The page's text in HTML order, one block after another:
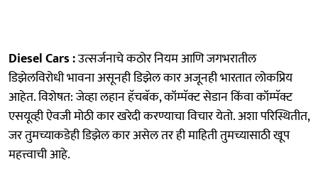
Diesel Cars :उत्सर्जनाचे कठोर नियम आणि जगभरातील
डिझेलविरोधी भावना असूनही डिझेल कार अजूनही भारतात लोकप्रिय
आहेत. विशेषत: जेव्हा लहान हॅचबॅक, कॉम्पॅक्ट सेडान किंवा कॉम्पॅक्ट
एसयूव्ही ऐवजी मोठी कार खरेदी करण्याचा विचार येतो. अशा परिस्थितीत,
जर तुमच्याकडेही डिझेल कार असेल तर ही माहिती तुमच्यासाठी खूप
महत्त्वाची आहे.